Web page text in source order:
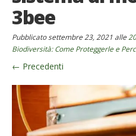
Regali
FAQ
Chi Siamo
Partner
Contatti
Italiano
itinerari
curiosità
vivere e viaggiare verde
news ed eventi
rassegna stampa
3bee
Pubblicatosettembre 23, 2021 alle
Biodiversità: Come Proteggerle e
← Precedenti